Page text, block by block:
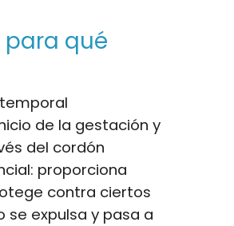
para qué
de la gestación y
del cordón
proporciona
contra ciertos
se expulsa y pasa a